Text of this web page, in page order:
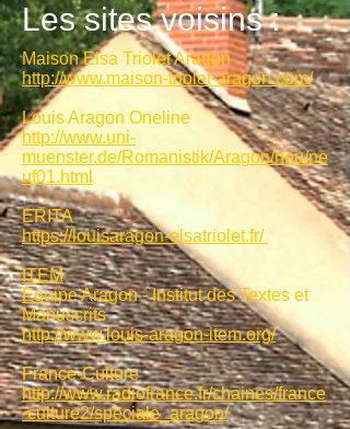
Les sites voisins :
Maison Elsa Triolet Aragon
http://www.maison-triolet-aragon.com/
Louis Aragon Oneline
http://www.uni-
muenster.de/Romanistik/Aragon/neu/ne
uf01.html
ERITA
https://louisaragon-elsatriolet.fr/
ITEM
Equipe Aragon - Institut des Textes et
Manuscrits
http://www.louis-aragon-item.org/
France-Culture
http://www.radiofrance.fr/chaines/france
-culture2/speciale_aragon/